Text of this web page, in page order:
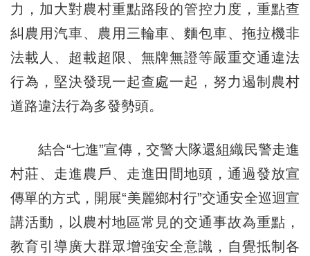
力，加大對農村重點路段的管控力度，重點查
糾農用汽車、農用三輪車、麵包車、拖拉機非
法載人、超載超限、無牌無證等嚴重交通違法
行為，堅決發現一起查處一起，努力遏制農村
道路違法行為多發勢頭。
結合“七進”宣傳，交警大隊還組織民警走進
村莊、走進農戶、走進田間地頭，通過發放宣
傳單的方式，開展“美麗鄉村行”交通安全巡迴宣
講活動，以農村地區常見的交通事故為重點，
教育引導廣大群眾增強安全意識，自覺抵制各